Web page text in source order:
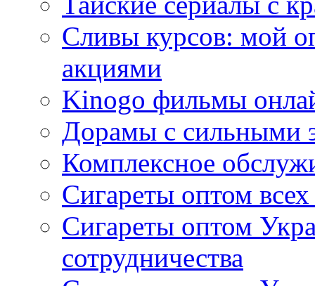
Сливы курсов: мой
акциями
Kinogo фильмы
Дорамы с сильными
Комплексное
Сигареты оптом
Сигареты оптом
сотрудничества